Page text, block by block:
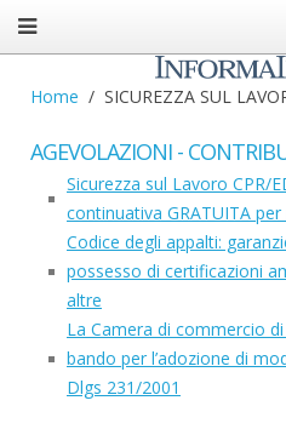
Home SICUREZZA SUL
AGEVOLAZIONI -
Sicurezza sul Lavoro CPR/
continuativa GRATUITA per
Codice degli appalti:
possesso di certificazioni
altre
La Camera di commercio
bando per l’adozione di
Dlgs 231/2001